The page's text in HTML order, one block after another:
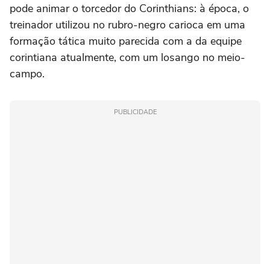
pode animar o torcedor do Corinthians: à época, o
treinador utilizou no rubro-negro carioca em uma
formação tática muito parecida com a da equipe
corintiana atualmente, com um losango no meio-
campo.
PUBLICIDADE